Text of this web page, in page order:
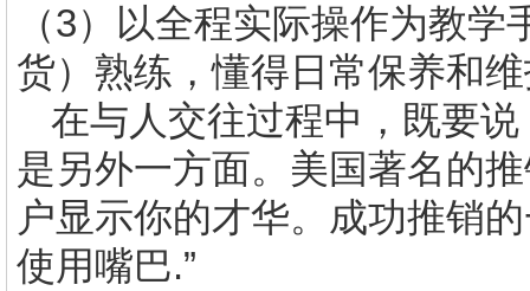
（3）以全程实际操作为教
货）熟练，懂得日常保养和
在与人交往过程中，既要
是另外一方面。美国著名的
户显示你的才华。成功推销
使用嘴巴.”